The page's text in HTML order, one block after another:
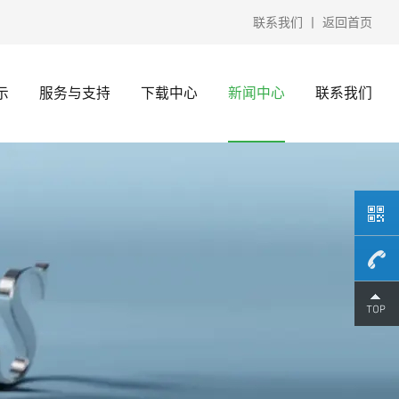
联系我们 返回首页
服务与支持 下载中心 新闻中心 联系我们